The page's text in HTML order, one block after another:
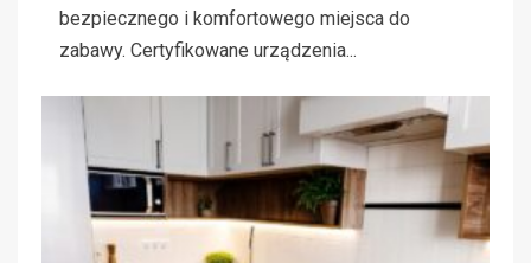
bezpiecznego i komfortowego miejsca do
zabawy. Certyfikowane urządzenia...